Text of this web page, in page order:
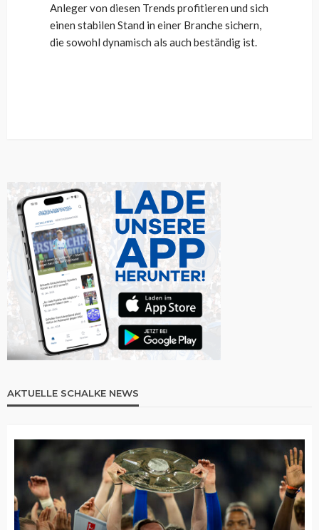
Anleger von diesen Trends profitieren und sich
einen stabilen Stand in einer Branche sichern,
die sowohl dynamisch als auch beständig ist.
AKTUELLE SCHALKE NEWS